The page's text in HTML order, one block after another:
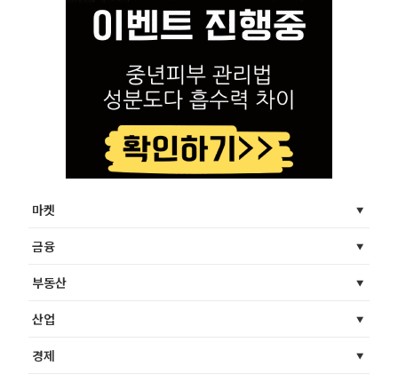
마켓
금융
부동산
산업
경제